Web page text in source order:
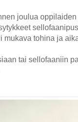
joulua
mukava tohina ja
tai sellofaaniin